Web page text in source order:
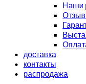
Наши
доставка
контакты
распродажа